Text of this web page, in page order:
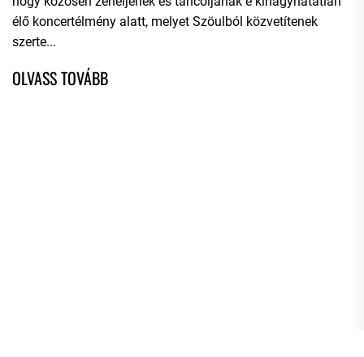
élő koncertélmény alatt, melyet Szöulból közvetítenek
szerte...